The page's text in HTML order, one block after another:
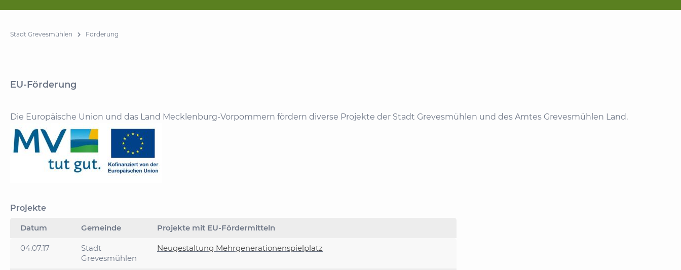
Stadt Grevesmühlen Förderung
EU-Förderung
Die Europäische Union und das Land Mecklenburg-Vorpommern fördern diverse Projekte der Stadt Grevesmühlen und des Amtes Grevesmühlen Land.
Projekte
Datum Gemeinde Projekte mit EU-Fördermitteln
04.07.17
Stadt
Grevesmühlen
Neugestaltung Mehrgenerationenspielplatz